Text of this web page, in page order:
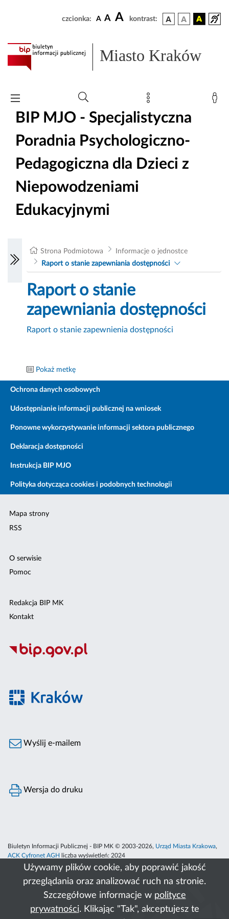
Używamy plików cookie, aby poprawić jakość
przeglądania oraz analizować ruch na stronie.
Szczegółowe informacje w polityce
prywatności. Klikając "Tak", akceptujesz te
czcionka: A A A kontrast:
Miasto Kraków
BIP MJO - Specjalistyczna
Poradnia Psychologiczno-
Pedagogiczna dla Dzieci z
Niepowodzeniami
Edukacyjnymi
Strona Podmiotowa
Informacje o jednostce
Raport o stanie zapewniania dostępności
Raport o stanie
zapewniania dostępności
Raport o stanie zapewnienia dostępności
Pokaż metkę
Ochrona danych osobowych
Udostępnianie informacji publicznej na wniosek
Ponowne wykorzystywanie informacji sektora publicznego
Deklaracja dostępności
Instrukcja BIP MJO
Polityka dotycząca cookies i podobnych technologii
Mapa strony
RSS
O serwisie
Pomoc
Redakcja BIP MK
Kontakt
Wyślij e-mailem
Wersja do druku
Biuletyn Informacji Publicznej - BIP MK © 2003-2026, Urząd Miasta Krakowa,
ACK Cyfronet AGH
liczba wyświetleń: 2024